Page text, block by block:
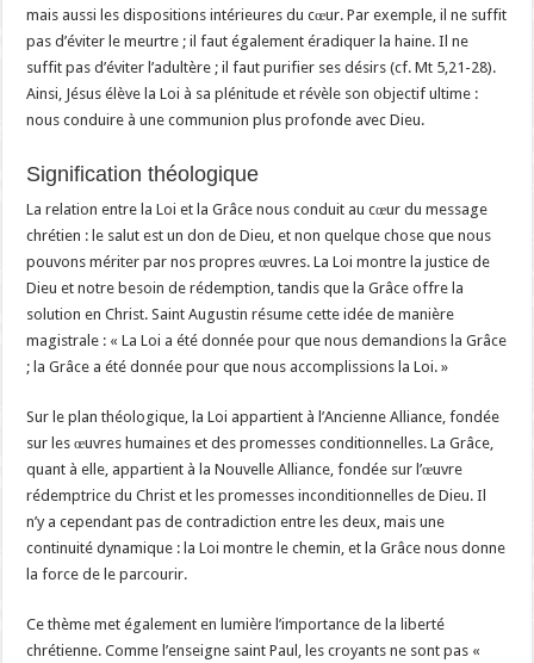
mais aussi les dispositions intérieures du cœur. Par exemple, il ne suffit
pas d’éviter le meurtre ; il faut également éradiquer la haine. Il ne
suffit pas d’éviter l’adultère ; il faut purifier ses désirs (cf. Mt 5,21-28).
Ainsi, Jésus élève la Loi à sa plénitude et révèle son objectif ultime :
nous conduire à une communion plus profonde avec Dieu.
Signification théologique
La relation entre la Loi et la Grâce nous conduit au cœur du message
chrétien : le salut est un don de Dieu, et non quelque chose que nous
pouvons mériter par nos propres œuvres. La Loi montre la justice de
Dieu et notre besoin de rédemption, tandis que la Grâce offre la
solution en Christ. Saint Augustin résume cette idée de manière
magistrale : « La Loi a été donnée pour que nous demandions la Grâce
; la Grâce a été donnée pour que nous accomplissions la Loi. »
Sur le plan théologique, la Loi appartient à l’Ancienne Alliance, fondée
sur les œuvres humaines et des promesses conditionnelles. La Grâce,
quant à elle, appartient à la Nouvelle Alliance, fondée sur l’œuvre
rédemptrice du Christ et les promesses inconditionnelles de Dieu. Il
n’y a cependant pas de contradiction entre les deux, mais une
continuité dynamique : la Loi montre le chemin, et la Grâce nous donne
la force de le parcourir.
Ce thème met également en lumière l’importance de la liberté
chrétienne. Comme l’enseigne saint Paul, les croyants ne sont pas «